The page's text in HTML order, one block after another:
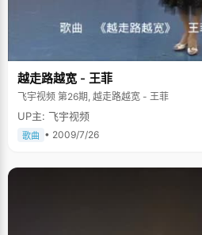
越走路越宽 - 王菲
飞宇视频 第26期, 越走路越宽 - 王菲
UP主: 飞宇视频
歌曲 • 2009/7/26